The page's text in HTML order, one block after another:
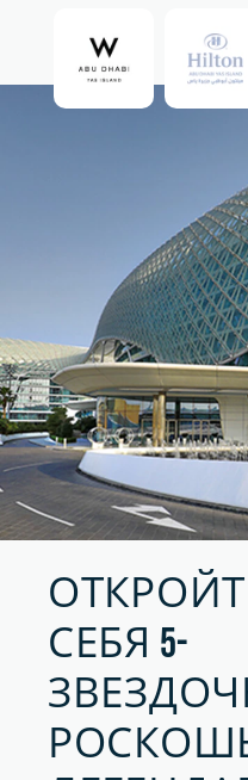
СЕБЯ 5-